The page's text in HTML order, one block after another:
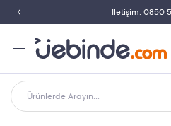
İletişim: 0850
Ürünlerde Arayın...